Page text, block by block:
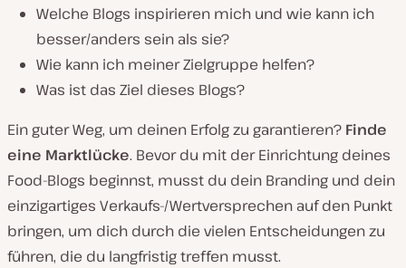
Welche Blogs inspirieren mich und wie kann ich
besser/anders sein als sie?
Wie kann ich meiner Zielgruppe helfen?
Was ist das Ziel dieses Blogs?
Ein guter Weg, um deinen Erfolg zu garantieren? Finde
eine Marktlücke. Bevor du mit der Einrichtung deines
Food-Blogs beginnst, musst du dein Branding und dein
einzigartiges Verkaufs-/Wertversprechen auf den Punkt
bringen, um dich durch die vielen Entscheidungen zu
führen, die du langfristig treffen musst.